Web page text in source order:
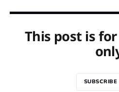
This post is
SUBSCRIBE